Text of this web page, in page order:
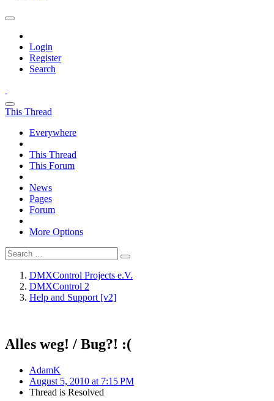
Login
Register
Search
This Thread
Everywhere
This Thread
This Forum
News
Pages
Forum
More Options
DMXControl Projects e.V.
DMXControl 2
Help and Support [v2]
Alles weg! / Bug?! :(
AdamK
August 5, 2010 at 7:15 PM
Thread is Resolved